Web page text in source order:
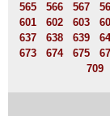
565
566 567
601
602 603
637
638 639
673
674 675
709